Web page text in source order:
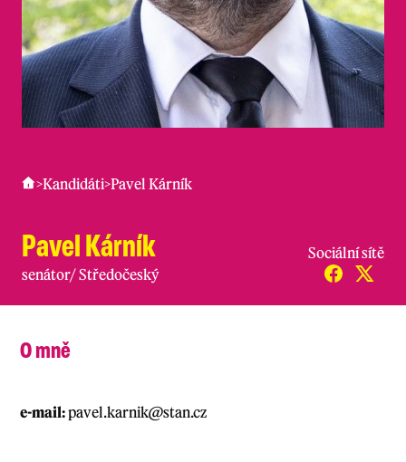
>Kandidáti>Pavel Kárník
Pavel Kárník
senátor/Středočeský
Sociální sítě
O mně
e-mail:pavel.karnik@stan.cz